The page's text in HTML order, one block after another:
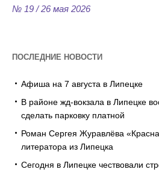
№ 19 / 26 мая 2026
ПОСЛЕДНИЕ НОВОСТИ
Афиша на 7 августа в Липецке
В районе жд-вокзала в Липецке
сделать парковку платной
Роман Сергея Журавлёва
литератора из Липецка
Сегодня в Липецке чествовали